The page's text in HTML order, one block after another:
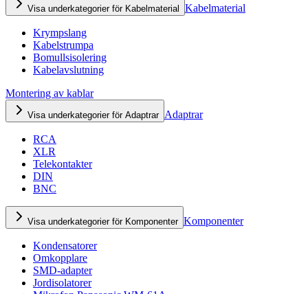
Visa underkategorier för Kabelmaterial Kabelmaterial
Krympslang
Kabelstrumpa
Bomullsisolering
Kabelavslutning
Montering av kablar
Visa underkategorier för Adaptrar Adaptrar
RCA
XLR
Telekontakter
DIN
BNC
Visa underkategorier för Komponenter Komponenter
Kondensatorer
Omkopplare
SMD-adapter
Jordisolatorer